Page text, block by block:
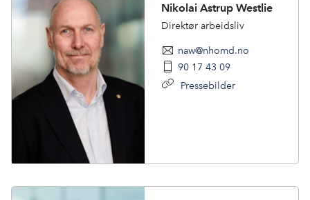
Nikolai Astrup Westlie
Direktør arbeidsliv
naw@nhomd.no
90 17 43 09
Pressebilder